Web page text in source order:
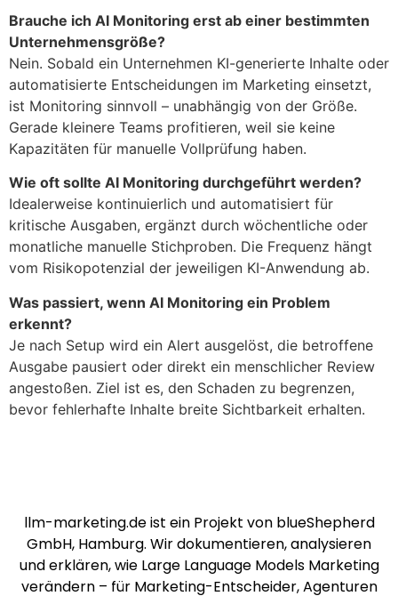
Brauche ich AI Monitoring erst ab einer bestimmten
Unternehmensgröße?
Nein. Sobald ein Unternehmen KI-generierte Inhalte oder
automatisierte Entscheidungen im Marketing einsetzt,
ist Monitoring sinnvoll – unabhängig von der Größe.
Gerade kleinere Teams profitieren, weil sie keine
Kapazitäten für manuelle Vollprüfung haben.
Wie oft sollte AI Monitoring durchgeführt werden?
Idealerweise kontinuierlich und automatisiert für
kritische Ausgaben, ergänzt durch wöchentliche oder
monatliche manuelle Stichproben. Die Frequenz hängt
vom Risikopotenzial der jeweiligen KI-Anwendung ab.
Was passiert, wenn AI Monitoring ein Problem
erkennt?
Je nach Setup wird ein Alert ausgelöst, die betroffene
Ausgabe pausiert oder direkt ein menschlicher Review
angestoßen. Ziel ist es, den Schaden zu begrenzen,
bevor fehlerhafte Inhalte breite Sichtbarkeit erhalten.
llm-marketing.de ist ein Projekt von blueShepherd
GmbH, Hamburg. Wir dokumentieren, analysieren
und erklären, wie Large Language Models Marketing
verändern – für Marketing-Entscheider, Agenturen